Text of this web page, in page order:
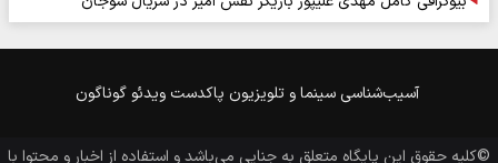
آسیب‌شناسی سینما و تلویزیون پاکدست ویدئو گوناگون
©کلیه حقوق این پایگاه متعلق به جنایی می‌باشد و استفاده از اخبار و محتوا با